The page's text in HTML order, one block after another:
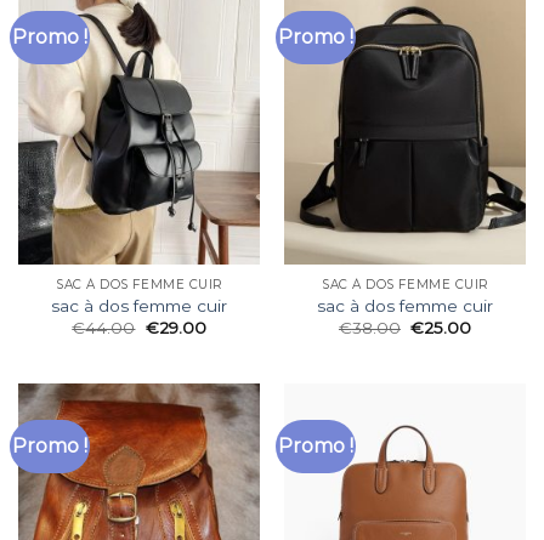
Promo !
SAC À DOS FEMME CUIR
sac à dos femme cuir
€44.00 €29.00
Promo !
SAC À DOS FEMME CUIR
sac à dos femme cuir
€38.00 €25.00
Promo ! Promo !